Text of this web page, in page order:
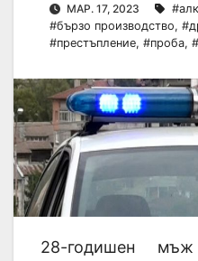
МАР. 17, 2023
#бързо производство,
#престъпление, #проба,
28-годишен